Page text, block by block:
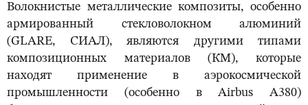
Волокнистые металлические композиты, особенно
армированный стекловолокном алюминий
(GLARE, СИАЛ), являются другими типами
композиционных материалов (КМ), которые
находят применение в аэрокосмической
промышленности (особенно в Airbus A380)